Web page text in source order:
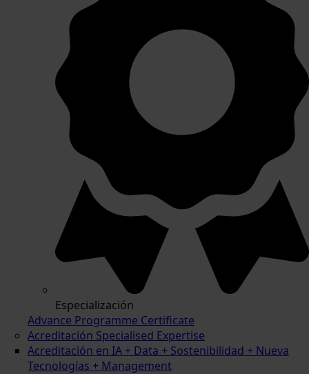
Especialización
Advance Programme Certificate
Acreditación Specialised Expertise
Acreditación en IA + Data + Sostenibilidad + Nueva
Tecnologías + Management